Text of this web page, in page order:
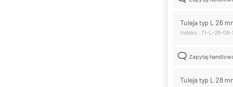
Tuleja typ L 26
Indeks : TI-L-26-08-
Zapytaj
Tuleja typ L 28